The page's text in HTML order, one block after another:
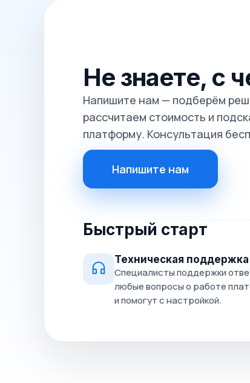
Не знаете, с
Напишите нам — подберём
рассчитаем стоимость и
платформу. Консультация
Напишите нам
Быстрый старт
Техническая поддержка
Специалисты поддержки
любые вопросы о работе
и помогут с настройкой.